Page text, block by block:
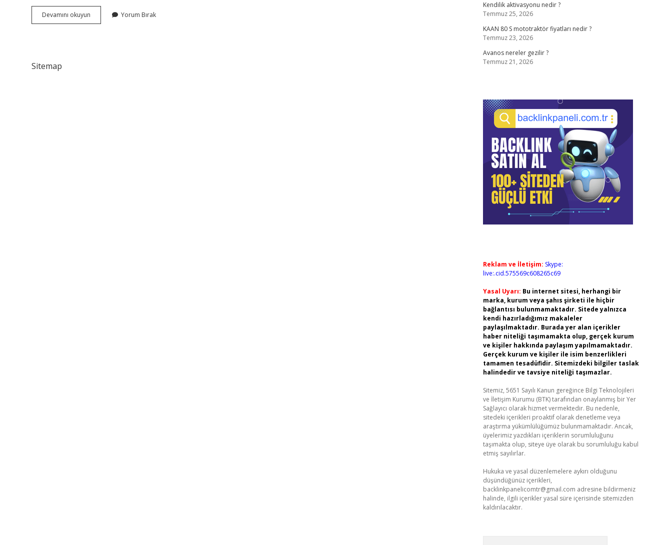
Devamını okuyun Astronominin
Kurucusu
Yorum Bırak
Sitemap
Kendilik aktivasyonu nedir ?
Temmuz 25, 2026
KAAN 80 S mototraktör fiyatları nedir ?
Temmuz 23, 2026
Avanos nereler gezilir ?
Temmuz 21, 2026
Reklam ve İletişim: Skype:
live:.cid.575569c608265c69
Yasal Uyarı: Bu internet sitesi, herhangi bir
marka, kurum veya şahıs şirketi ile hiçbir
bağlantısı bulunmamaktadır. Sitede yalnızca
kendi hazırladığımız makaleler
paylaşılmaktadır. Burada yer alan içerikler
haber niteliği taşımamakta olup, gerçek kurum
ve kişiler hakkında paylaşım yapılmamaktadır.
Gerçek kurum ve kişiler ile isim benzerlikleri
tamamen tesadüfidir. Sitemizdeki bilgiler taslak
halindedir ve tavsiye niteliği taşımazlar.
Sitemiz, 5651 Sayılı Kanun gereğince Bilgi Teknolojileri
ve İletişim Kurumu (BTK) tarafından onaylanmış bir Yer
Sağlayıcı olarak hizmet vermektedir. Bu nedenle,
sitedeki içerikleri proaktif olarak denetleme veya
araştırma yükümlülüğümüz bulunmamaktadır. Ancak,
üyelerimiz yazdıkları içeriklerin sorumluluğunu
taşımakta olup, siteye üye olarak bu sorumluluğu kabul
etmiş sayılırlar.
Hukuka ve yasal düzenlemelere aykırı olduğunu
düşündüğünüz içerikleri,
backlinkpanelicomtr@gmail.com adresine bildirmeniz
halinde, ilgili içerikler yasal süre içerisinde sitemizden
kaldırılacaktır.